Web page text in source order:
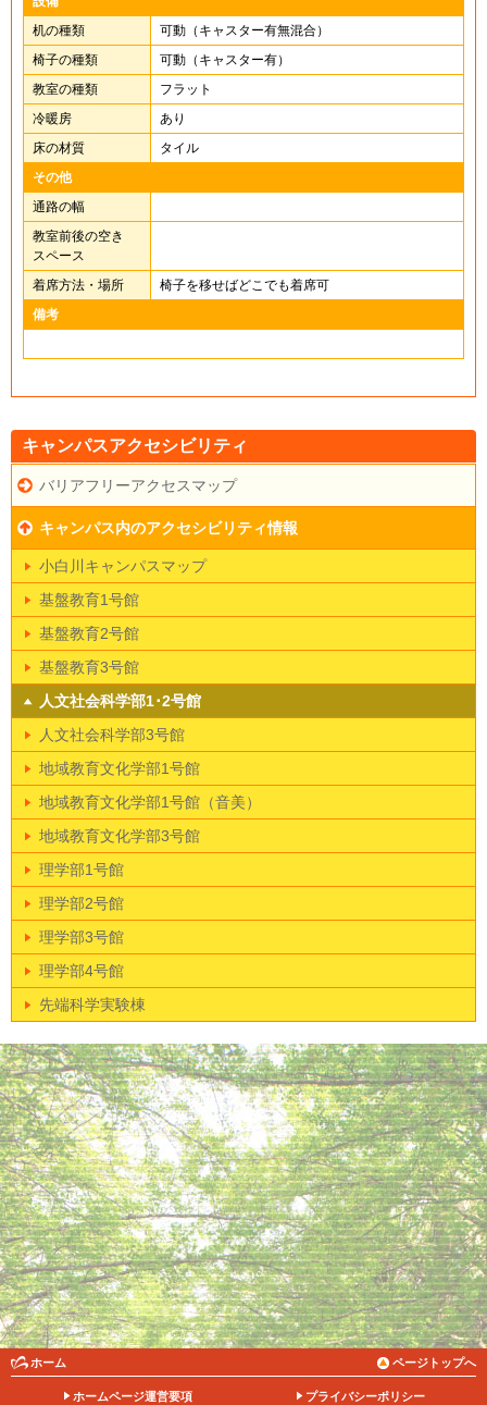
机の種類
可動（キャスター有無混合）
椅子の種類
可動（キャスター有）
教室の種類
フラット
冷暖房
あり
床の材質
タイル
その他
通路の幅
教室前後の空き
スペース
着席方法・場所
椅子を移せばどこでも着席可
備考
キャンパスアクセシビリティ
バリアフリーアクセスマップ
キャンパス内のアクセシビリティ情報
小白川キャンパスマップ
基盤教育1号館
基盤教育2号館
基盤教育3号館
人文社会科学部1･2号館
人文社会科学部3号館
地域教育文化学部1号館
地域教育文化学部1号館（音美）
地域教育文化学部3号館
理学部1号館
理学部2号館
理学部3号館
理学部4号館
先端科学実験棟
ホーム ページトップへ
ホームページ運営要項 プライバシーポリシー